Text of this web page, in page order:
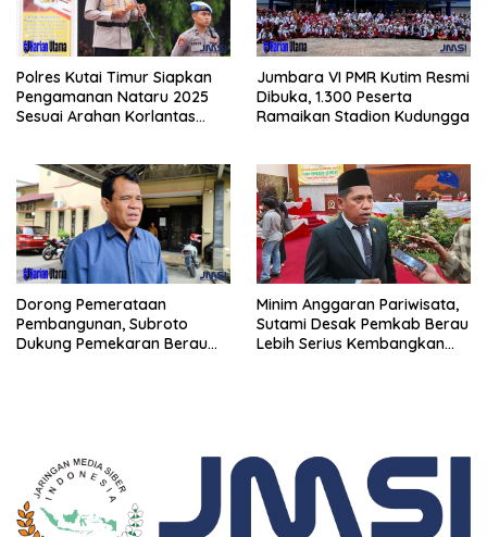
Polres Kutai Timur Siapkan
Pengamanan Nataru 2025
Sesuai Arahan Korlantas
Jumbara VI PMR Kutim Resmi
Dibuka, 1.300 Peserta
Ramaikan Stadion Kudungga
Dorong Pemerataan
Pembangunan, Subroto
Dukung Pemekaran Berau
Minim Anggaran Pariwisata,
Sutami Desak Pemkab Berau
Lebih Serius Kembangkan